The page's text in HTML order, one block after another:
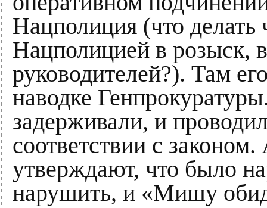
Нацполиция (что делать
Нацполицией в розыск,
руководителей?). Там
наводке
задерживали, и
соответствии с
утверждают, что было
нарушить, и «Мишу